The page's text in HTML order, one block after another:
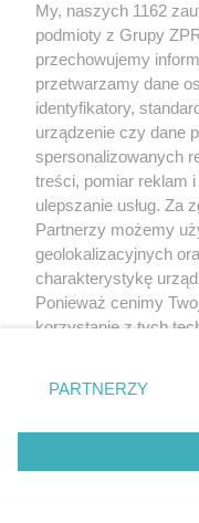
My, naszych 1162
podmioty z Grupy
przechowujemy
przetwarzamy dane
identyfikatory,
urządzenie czy dane
spersonalizowanych
treści, pomiar reklam
ulepszanie usług. Za
Partnerzy możemy
geolokalizacyjnych
charakterystykę
Ponieważ cenimy
korzystanie z tych
zmienić/wycofać
znajdujący się w
rodzaje
użytkownika, ale
przetwarzaniu.
PARTNERZY